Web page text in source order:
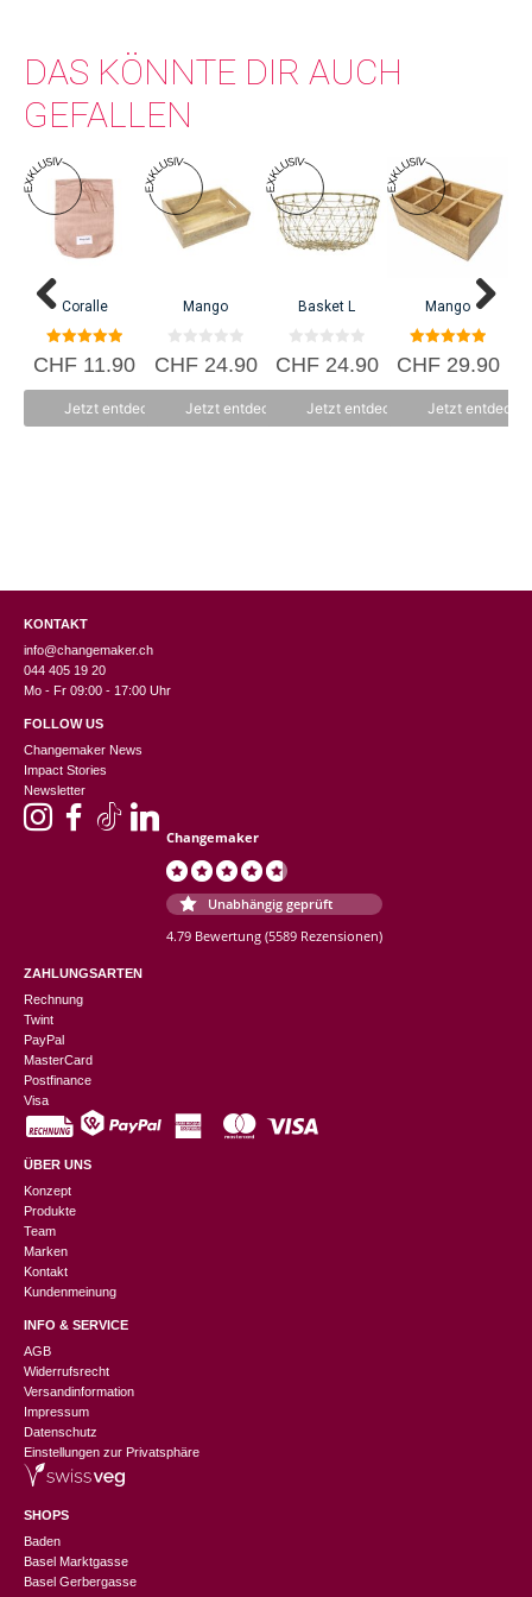
DAS KÖNNTE DIR AUCH
GEFALLEN
Coralle
5.00
von 5
CHF 11.90
Jetzt entdecken
Mango
0
v
CHF24.90
Jetzt entdecken
Basket L
0
v
CHF24.90
Jetzt entdecken
Mango
5.00
von 5
CHF29.90
Jetzt
KONTAKT
info@changemaker.ch
044 405 19 20
Mo - Fr 09:00 - 17:00 Uhr
FOLLOW US
Changemaker News
Impact Stories
Newsletter
Changemaker
Unabhängig geprüft
4.79 Bewertung (5589 Rezensionen)
ZAHLUNGSARTEN
Rechnung
Twint
PayPal
MasterCard
Postfinance
Visa
ÜBER UNS
Konzept
Produkte
Team
Marken
Kontakt
Kundenmeinung
INFO & SERVICE
AGB
Widerrufsrecht
Versandinformation
Impressum
Datenschutz
Einstellungen zur Privatsphäre
SHOPS
Baden
Basel Marktgasse
Basel Gerbergasse